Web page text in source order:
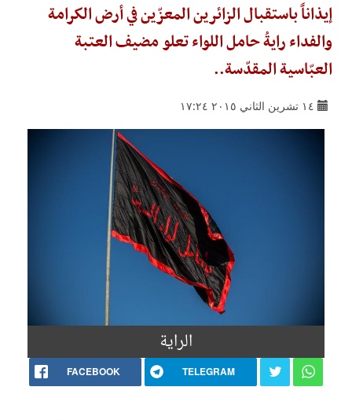
إيذاناً باستقبال الزائرين المعزّين في أرض الكرامة
والفداء رايةُ حامل اللواء تعلو مضيف العتبة
العبّاسية المقدّسة..
١٤ تشرين الثاني ٢٠١٥ ١٧:٢٤
الراية
FACEBOOK TELEGRAM